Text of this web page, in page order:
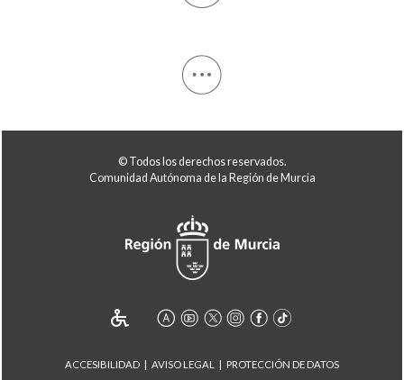
© Todos los derechos reservados.
Comunidad Autónoma de la Región de Murcia
ACCESIBILIDAD AVISO LEGAL PROTECCIÓN DE DATOS